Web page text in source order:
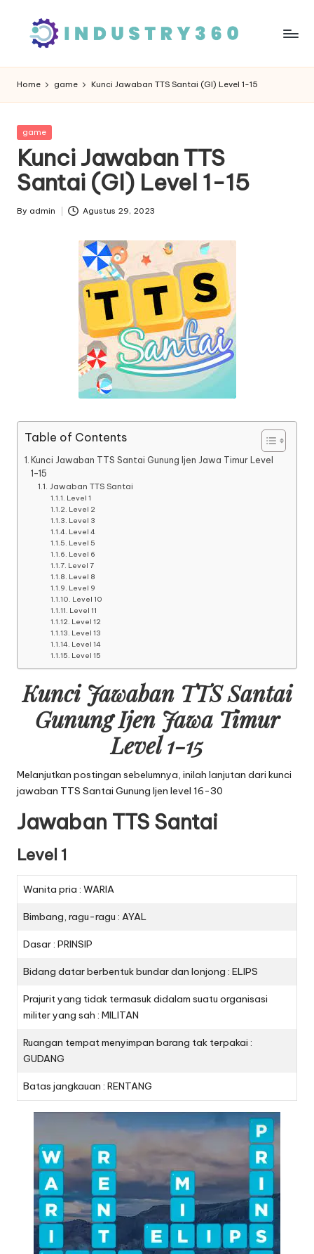
Home game Kunci Jawaban TTS Santai (GI) Level 1-15
Posted
game
Kunci Jawaban TTS
Santai (GI) Level 1-15
Posted
By admin Agustus 29, 2023
Table of Contents
Kunci Jawaban TTS Santai Gunung Ijen Jawa Timur Level
1-15
Jawaban TTS Santai
Level 1
Level 2
Level 3
Level 4
Level 5
Level 6
Level 7
Level 8
Level 9
Level 10
Level 11
Level 12
Level 13
Level 14
Level 15
Kunci Jawaban TTS Santai
Gunung Ijen Jawa Timur
Level 1-15
Melanjutkan postingan sebelumnya, inilah lanjutan dari kunci
jawaban TTS Santai Gunung Ijen level 16-30
Jawaban TTS Santai
Level 1
Wanita pria : WARIA
Bimbang, ragu-ragu : AYAL
Dasar : PRINSIP
Bidang datar berbentuk bundar dan lonjong : ELIPS
Prajurit yang tidak termasuk didalam suatu organisasi
militer yang sah : MILITAN
Ruangan tempat menyimpan barang tak terpakai :
GUDANG
Batas jangkauan : RENTANG